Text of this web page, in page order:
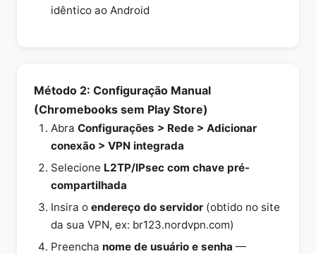
idêntico ao Android
Método 2: Configuração Manual
(Chromebooks sem Play Store)
Abra Configurações > Rede > Adicionar
conexão > VPN integrada
Selecione L2TP/IPsec com chave pré-
compartilhada
Insira o endereço do servidor (obtido no site
da sua VPN, ex: br123.nordvpn.com)
Preencha nome de usuário e senha —